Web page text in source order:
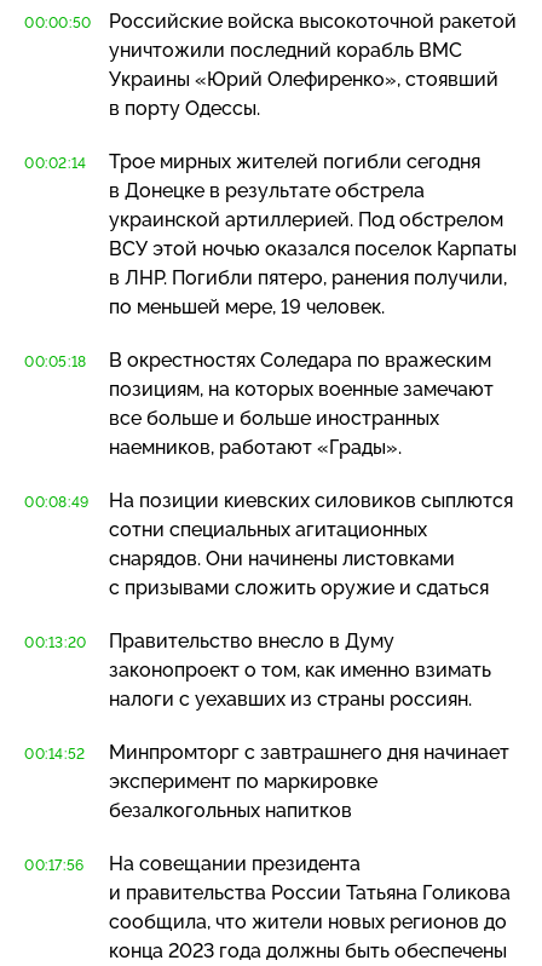
00:00:50
Российские войска высокоточной ракетой
уничтожили последний корабль ВМС
Украины «Юрий Олефиренко», стоявший
в порту Одессы.
00:02:14
Трое мирных жителей погибли сегодня
в Донецке в результате обстрела
украинской артиллерией. Под обстрелом
ВСУ этой ночью оказался поселок Карпаты
в ЛНР. Погибли пятеро, ранения получили,
по меньшей мере, 19 человек.
00:05:18
В окрестностях Соледара по вражеским
позициям, на которых военные замечают
все больше и больше иностранных
наемников, работают «Грады».
00:08:49
На позиции киевских силовиков сыплются
сотни специальных агитационных
снарядов. Они начинены листовками
с призывами сложить оружие и сдаться
00:13:20
Правительство внесло в Думу
законопроект о том, как именно взимать
налоги с уехавших из страны россиян.
00:14:52
Минпромторг с завтрашнего дня начинает
эксперимент по маркировке
безалкогольных напитков
00:17:56
На совещании президента
и правительства России Татьяна Голикова
сообщила, что жители новых регионов до
конца 2023 года должны быть обеспечены